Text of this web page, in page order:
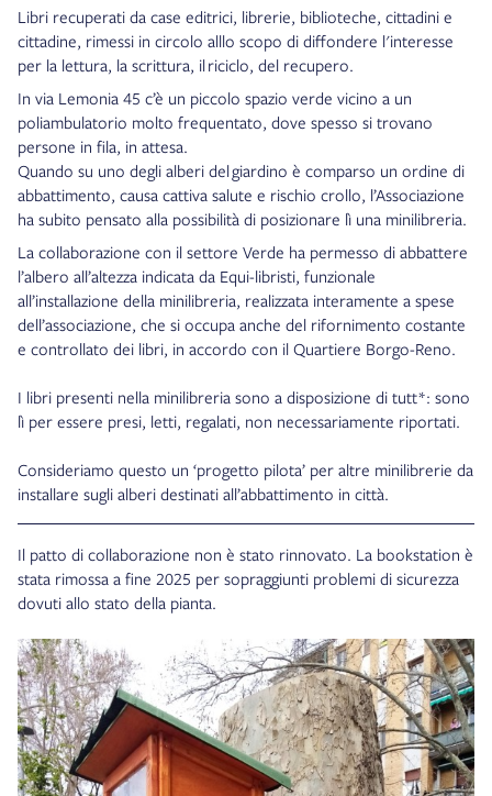
Libri recuperati da case editrici, librerie, biblioteche, cittadini e
cittadine, rimessi in circolo alllo scopo di diffondere l'interesse
per la lettura, la scrittura, il riciclo, del recupero.
In via Lemonia 45 c’è un piccolo spazio verde vicino a un
poliambulatorio molto frequentato, dove spesso si trovano
persone in fila, in attesa.
Quando su uno degli alberi del giardino è comparso un ordine di
abbattimento, causa cattiva salute e rischio crollo, l’Associazione
ha subito pensato alla possibilità di posizionare lì una minilibreria.
La collaborazione con il settore Verde ha permesso di abbattere
l’albero all’altezza indicata da Equi-libristi, funzionale
all’installazione della minilibreria, realizzata interamente a spese
dell’associazione, che si occupa anche del rifornimento costante
e controllato dei libri, in accordo con il Quartiere Borgo-Reno.
I libri presenti nella minilibreria sono a disposizione di tutt*: sono
lì per essere presi, letti, regalati, non necessariamente riportati.
Consideriamo questo un ‘progetto pilota’ per altre minilibrerie da
installare sugli alberi destinati all’abbattimento in città.
Il patto di collaborazione non è stato rinnovato. La bookstation è
stata rimossa a fine 2025 per sopraggiunti problemi di sicurezza
dovuti allo stato della pianta.